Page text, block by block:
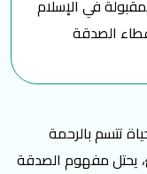
تتسم بالرحمة
يحتل مفهوم الصدقة
في الإسلام
الصدقة